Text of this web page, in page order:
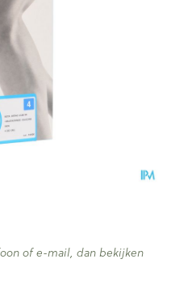
of e-mail, dan bekijken